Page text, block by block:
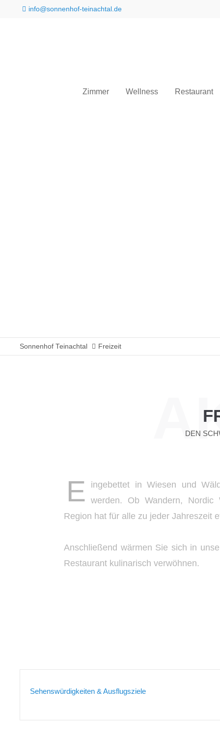
info@sonnenhof-teinachtal.de
Zimmer Wellness Restaurant
Sonnenhof Teinachtal Freizeit
DEN
E
ingebettet in Wiesen und
werden. Ob Wandern, Nordic
Region hat für alle zu jeder Jahreszeit
Anschließend wärmen Sie sich in
Restaurant kulinarisch verwöhnen.
Sehenswürdigkeiten & Ausflugsziele